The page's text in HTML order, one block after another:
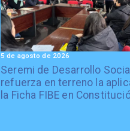
Seremi de Desarrollo Social
refuerza en terreno la
la Ficha FIBE en
5 de agosto de 2026